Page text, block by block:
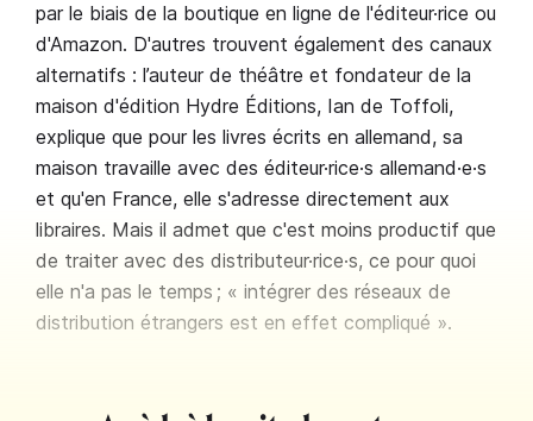
par le biais de la boutique en ligne de l'éditeur·rice ou
d'Amazon. D'autres trouvent également des canaux
alternatifs : l’auteur de théâtre et fondateur de la
maison d'édition Hydre Éditions, Ian de Toffoli,
explique que pour les livres écrits en allemand, sa
maison travaille avec des éditeur·rice·s allemand·e·s
et qu'en France, elle s'adresse directement aux
libraires. Mais il admet que c'est moins productif que
de traiter avec des distributeur·rice·s, ce pour quoi
elle n'a pas le temps ; « intégrer des réseaux de
distribution étrangers est en effet compliqué ».